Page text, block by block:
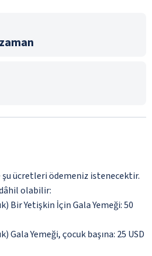
ücretleri ödemeniz istenecektir.
olabilir:
Bir Yetişkin İçin Gala Yemeği: 50
Gala Yemeği, çocuk başına: 25 USD